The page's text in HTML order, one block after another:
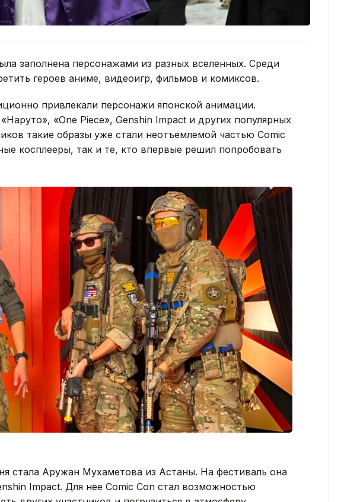
заполнена персонажами из разных вселенных. Среди
героев аниме, видеоигр, фильмов и комиксов.
привлекали персонажи японской анимации.
«One Piece», Genshin Impact и других популярных
такие образы уже стали неотъемлемой частью Comic
косплееры, так и те, кто впервые решил попробовать
стала Аружан Мухаметова из Астаны. На фестиваль она
Impact. Для нее Comic Con стал возможностью